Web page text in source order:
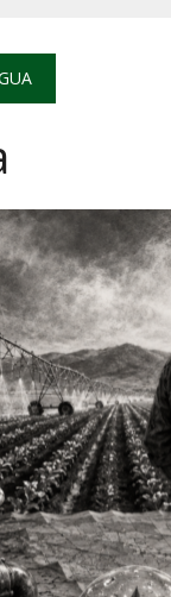
| TRANSPARENCIA,